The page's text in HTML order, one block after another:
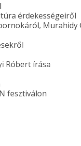
érdekességeiről
Murahidy
Róbert írása
fesztiválon